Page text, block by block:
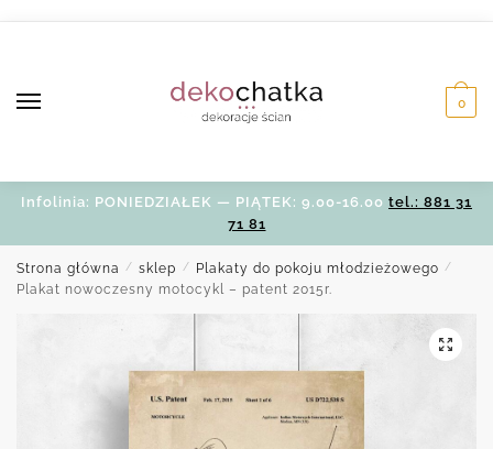
0
Infolinia: PONIEDZIAŁEK — PIĄTEK: 9.00-16.00 tel.: 881 31
71 81
Strona główna / sklep / Plakaty do pokoju młodzieżowego /
Plakat nowoczesny motocykl – patent 2015r.